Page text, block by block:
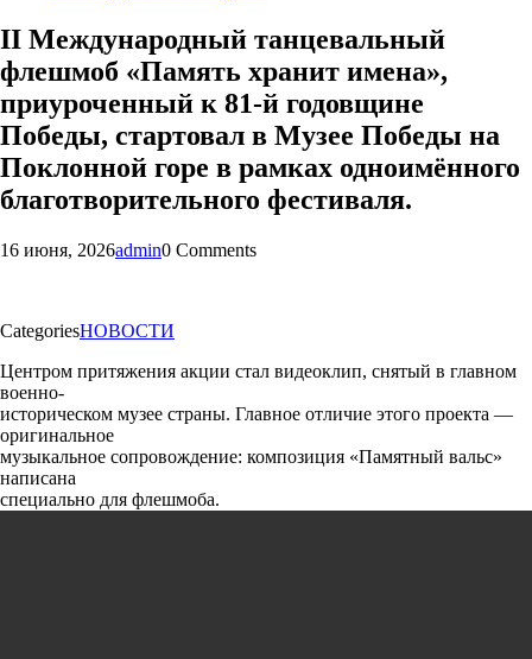
II Международный танцевальный
флешмоб «Память хранит имена»,
приуроченный к 81-й годовщине
Победы, стартовал в Музее Победы на
Поклонной горе в рамках одноимённого
благотворительного фестиваля.
16 июня, 2026admin0 Comments
CategoriesНОВОСТИ
Центром притяжения акции стал видеоклип, снятый в главном
военно-
историческом музее страны. Главное отличие этого проекта —
оригинальное
музыкальное сопровождение: композиция «Памятный вальс»
написана
специально для флешмоба.